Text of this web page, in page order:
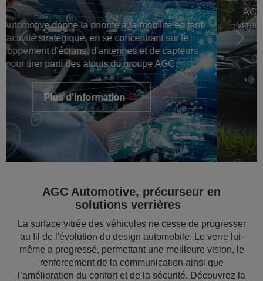
AGC Automotive est un leader mondial dans les
vitrages automobiles pour véhicules neufs, dans le
monde entier.
Plus d'information
AGC Automotive, précurseur en
solutions verrières
La surface vitrée des véhicules ne cesse de progresser
au fil de l'évolution du design automobile. Le verre lui-
même a progressé, permettant une meilleure vision, le
renforcement de la communication ainsi que
l’amélioration du confort et de la sécurité. Découvrez la